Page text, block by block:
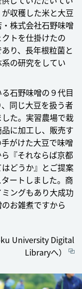
収穫した米と大豆
株式会社石野味噌
トを仕掛けたの
り、長年根粒菌と
の研究をしてい
石野味噌の９代目
同じ大豆を扱う者
た。実習農場で栽
に加工し、販売す
がけた大豆で味噌
『それならば京都
どうか』とご提案
ートしました。商
ングもあり大成功
お雑煮ですから
University Digital
Libraryへ）